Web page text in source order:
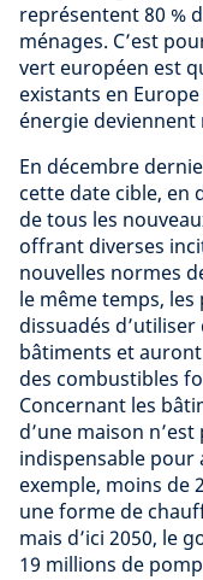
représentent 80 %
ménages. C’est
vert européen est
existants en
énergie
En décembre
cette date cible, en
de tous les
offrant diverses
nouvelles normes
le même temps,
dissuadés d’utiliser
bâtiments et
des combustibles
Concernant les
d’une maison
indispensable pour
exemple, moins de
une forme de
mais d’ici 2050, le
19 millions de